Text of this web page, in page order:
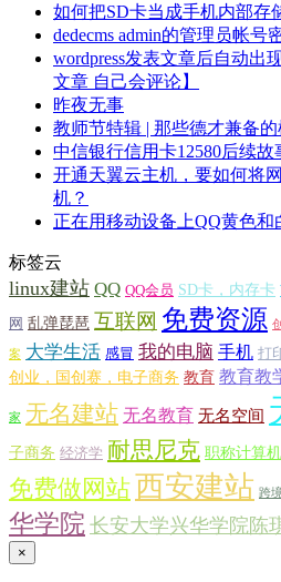
如何把SD卡当成手机内部存
dedecms admin的管理员帐号
wordpress发表文章后自动出
文章 自己会评论】
昨夜无事
教师节特辑 | 那些德才兼备的
中信银行信用卡12580后续故
开通天翼云主机，要如何将
机？
正在用移动设备上QQ黄色和
标签云
linux建站 QQ QQ会员 SD卡，内存卡
网 乱弹琵琶 互联网 免费资源
案 大学生活 感冒 我的电脑 手机 打
创业，国创赛，电子商务 教育 教育教
家 无名建站 无名教育 无名空间
子商务 经济学 耐思尼克 职称计算机
免费做网站西安建站 跨
华学院 长安大学兴华学院陈
×